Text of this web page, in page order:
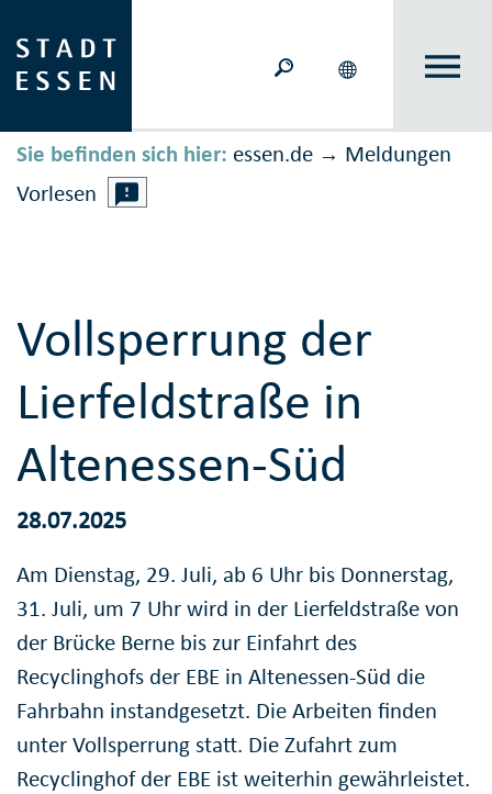
Sie befinden sich hier: essen.de → Meldungen
Vorlesen
Vollsperrung der
Lierfeldstraße in
Altenessen-Süd
28.07.2025
Am Dienstag, 29. Juli, ab 6 Uhr bis Donnerstag,
31. Juli, um 7 Uhr wird in der Lierfeldstraße von
der Brücke Berne bis zur Einfahrt des
Recyclinghofs der EBE in Altenessen-Süd die
Fahrbahn instandgesetzt. Die Arbeiten finden
unter Vollsperrung statt. Die Zufahrt zum
Recyclinghof der EBE ist weiterhin gewährleistet.